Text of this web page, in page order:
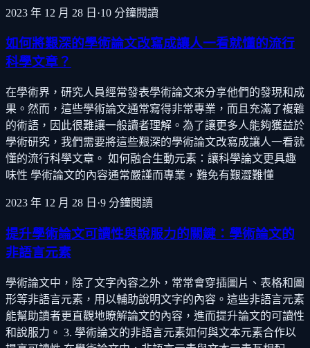
2023 年 12 月 28 日 ·10 分鐘閱讀
如何將艱深的學術論文改寫成讓人一看就懂的流行
科學文章？
在學術界，研究人員經常發表學術論文來分享他們的發現和成
果。然而，這些學術論文通常寫得非常專業，而且充滿了複雜
的術語，因此很難讓一般讀者理解。為了讓更多人能夠獲益於
學術研究，我們需要將這些艱深的學術論文改寫成讓人一看就
懂的流行科學文章。 如何融合生動元素：讓科學論文更具趣
味性 學術論文的內容通常嚴謹而專業，難免有艱澀難懂
2023 年 12 月 28 日 ·9 分鐘閱讀
提升學術論文可讀性與說服力的關鍵：學術論文的
非語言元素
學術論文中，除了文字內容之外，常常會穿插圖片、表格和圖
形等非語言元素，用以輔助說明文字的內容。這些非語言元素
能幫助讀者更直觀地瞭解論文的內容，進而提升論文的可讀性
和說服力。 3. 學術論文的非語言元素如何與文本元素合作以